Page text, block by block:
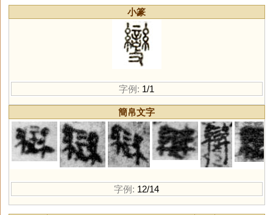
小篆
字例: 1/1
簡帛文字
字例: 12/14